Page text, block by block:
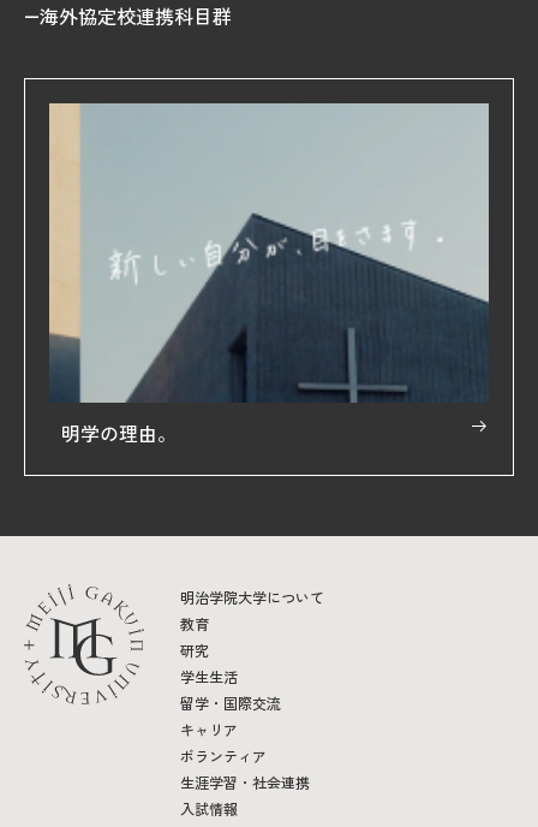
海外協定校連携科目群
明学の理由。
明治学院大学について
教育
研究
学生生活
留学・国際交流
キャリア
ボランティア
生涯学習・社会連携
入試情報